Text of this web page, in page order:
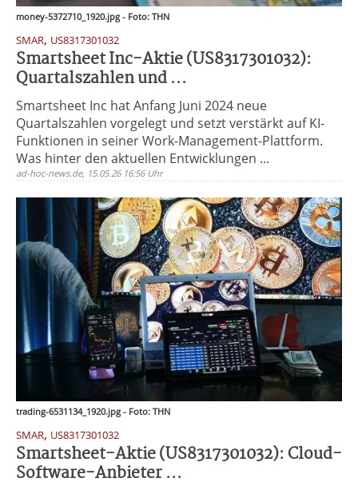
money-5372710_1920.jpg - Foto: THN
SMAR, US8317301032
Smartsheet Inc-Aktie (US8317301032):
Quartalszahlen und ...
Smartsheet Inc hat Anfang Juni 2024 neue
Quartalszahlen vorgelegt und setzt verstärkt auf KI-
Funktionen in seiner Work-Management-Plattform.
Was hinter den aktuellen Entwicklungen ...
ad-hoc-news.de, 15.05.26 16:56 Uhr
trading-6531134_1920.jpg - Foto: THN
SMAR, US8317301032
Smartsheet-Aktie (US8317301032): Cloud-
Software-Anbieter ...